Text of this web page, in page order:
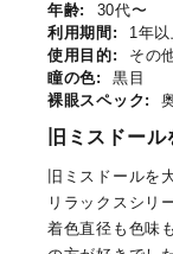
年齢:
30代〜
利用期間:
1年
使用目的:
その
瞳の色:
黒目
裸眼スペック:
旧ミスドー
旧ミスドールを
リラックスシリ
着色直径も色味